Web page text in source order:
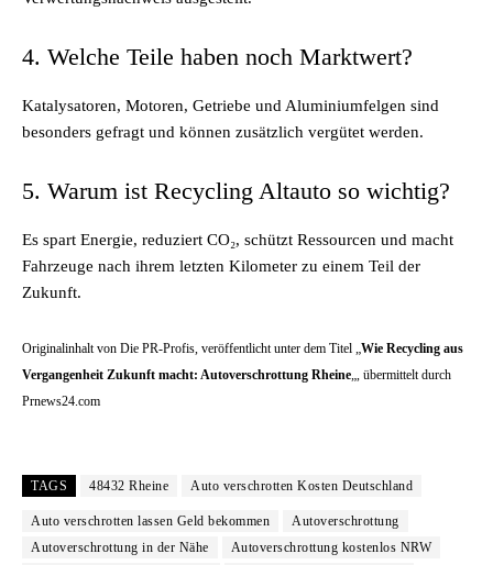
4. Welche Teile haben noch Marktwert?
Katalysatoren, Motoren, Getriebe und Aluminiumfelgen sind
besonders gefragt und können zusätzlich vergütet werden.
5. Warum ist Recycling Altauto so wichtig?
Es spart Energie, reduziert CO₂, schützt Ressourcen und macht
Fahrzeuge nach ihrem letzten Kilometer zu einem Teil der
Zukunft.
Originalinhalt von Die PR-Profis, veröffentlicht unter dem Titel „Wie Recycling aus
Vergangenheit Zukunft macht: Autoverschrottung Rheine„, übermittelt durch
Prnews24.com
TAGS 48432 Rheine Auto verschrotten Kosten Deutschland
Auto verschrotten lassen Geld bekommen
Autoverschrottung
Autoverschrottung in der Nähe
Autoverschrottung kostenlos NRW